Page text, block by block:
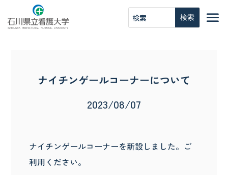
ナイチンゲールコーナーについて
2023/08/07
ナイチンゲールコーナーを新設しました。ご
利用ください。